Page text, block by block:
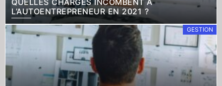
QUELLES CHARGES INCOMBENT À
L’AUTOENTREPRENEUR EN 2021 ?
GESTION